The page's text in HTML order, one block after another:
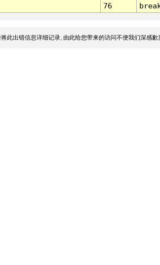
76
此出错信息详细记录, 由此给您带来的访问不便我们深感歉